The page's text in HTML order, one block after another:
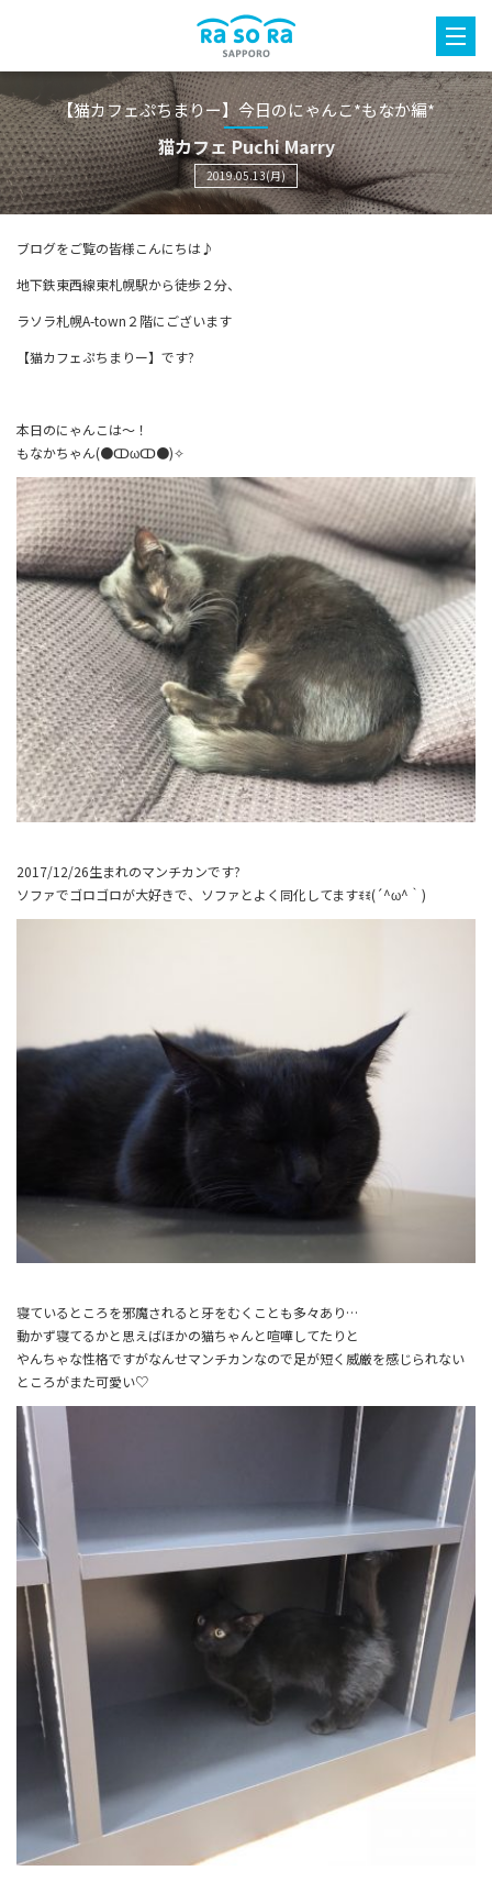
【猫カフェぷちまりー】今日のにゃんこ*もなか編*
猫カフェ Puchi Marry
2019.05.13(月)
ブログをご覧の皆様こんにちは♪
地下鉄東西線東札幌駅から徒歩２分、
ラソラ札幌A-town２階にございます
【猫カフェぷちまりー】です?
本日のにゃんこは〜！
もなかちゃん(●ↀωↀ●)✧
2017/12/26生まれのマンチカンです?
ソファでゴロゴロが大好きで、ソファとよく同化してますꉂꉂ(´^ω^｀)
寝ているところを邪魔されると牙をむくことも多々あり…
動かず寝てるかと思えばほかの猫ちゃんと喧嘩してたりと
やんちゃな性格ですがなんせマンチカンなので足が短く威厳を感じられない
ところがまた可愛い♡